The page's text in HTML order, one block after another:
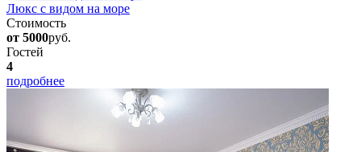
Люкс с видом на море
Стоимость
от 5000руб.
Гостей
4
подробнее